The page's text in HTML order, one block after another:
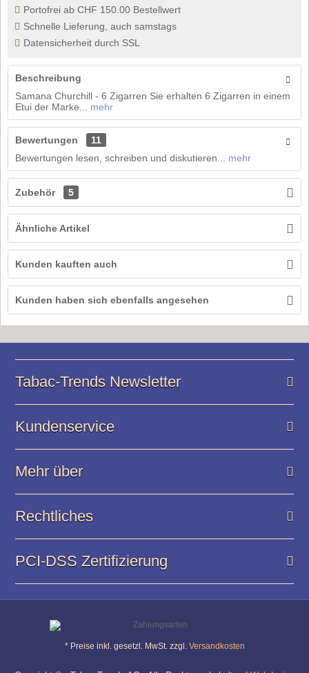
Portofrei ab CHF 150.00 Bestellwert
Schnelle Lieferung, auch samstags
Datensicherheit durch SSL
Beschreibung
Samana Churchill - 6 Zigarren Sie erhalten 6 Zigarren in einem
Etui der Marke...
mehr
Bewertungen
11
Bewertungen lesen, schreiben und diskutieren...
mehr
Zubehör 5
Ähnliche Artikel
Kunden kauften auch
Kunden haben sich ebenfalls angesehen
Tabac-Trends Newsletter
Kundenservice
Mehr über
Rechtliches
PCI-DSS Zertifizierung
* Preise inkl. gesetzl. MwSt. zzgl. Versandkosten